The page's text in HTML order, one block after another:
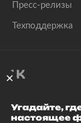
Пресс-релизы
Техподдержка
Угадайте,
настоящее